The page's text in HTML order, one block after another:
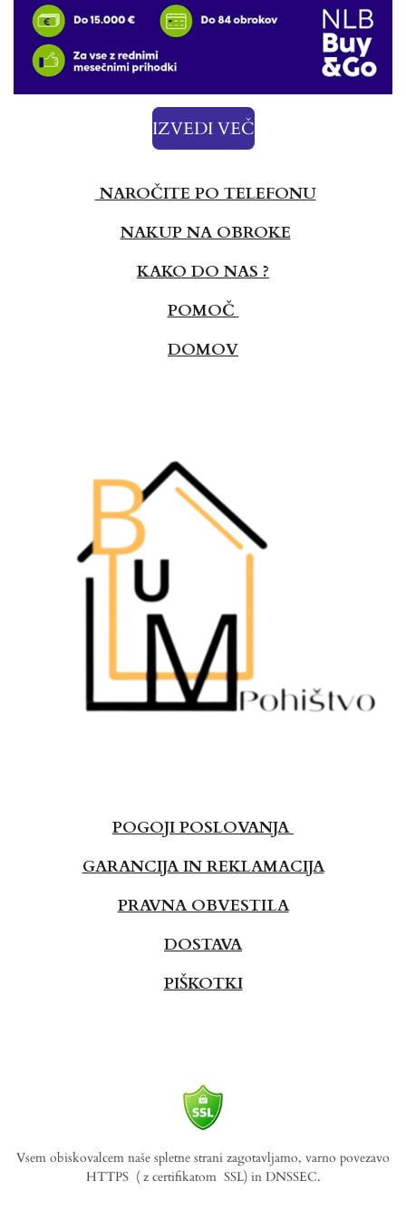
IZVEDI VEČ
NAROČITE PO TELEFONU
NAKUP NA OBROKE
KAKO DO NAS ?
POMOČ
DOMOV
POGOJI POSLOVANJA
GARANCIJA IN REKLAMACIJA
PRAVNA OBVESTILA
DOSTAVA
PIŠKOTKI
Vsem obiskovalcem naše spletne strani zagotavljamo, varno povezavo
HTTPS ( z certifikatom SSL) in DNSSEC.